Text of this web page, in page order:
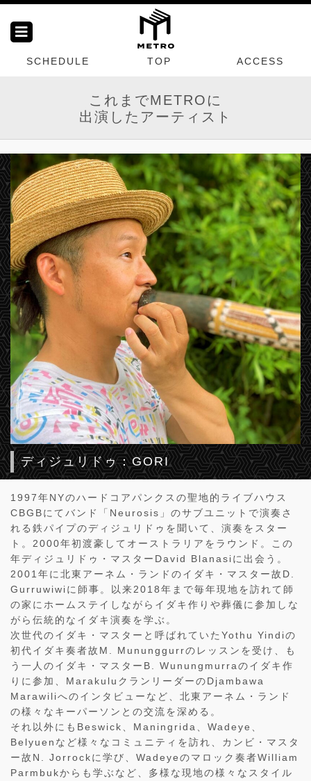
SCHEDULE TOP ACCESS
これまでMETROに
出演したアーティスト
ディジュリドゥ：GORI
1997年NYのハードコアパンクスの聖地的ライブハウス
CBGBにてバンド「Neurosis」のサブユニットで演奏さ
れる鉄パイプのディジュリドゥを聞いて、演奏をスター
ト。2000年初渡豪してオーストラリアをラウンド。この
年ディジュリドゥ・マスターDavid Blanasiに出会う。
2001年に北東アーネム・ランドのイダキ・マスター故D.
Gurruwiwiに師事。以来2018年まで毎年現地を訪れて師
の家にホームステイしながらイダキ作りや葬儀に参加しな
がら伝統的なイダキ演奏を学ぶ。
次世代のイダキ・マスターと呼ばれていたYothu Yindiの
初代イダキ奏者故M. Mununggurrのレッスンを受け、も
う一人のイダキ・マスターB. Wunungmurraのイダキ作
りに参加、MarakuluクランリーダーのDjambawa
Marawiliへのインタビューなど、北東アーネム・ランド
の様々なキーパーソンとの交流を深める。
それ以外にもBeswick、Maningrida、Wadeye、
Belyuenなど様々なコミュニティを訪れ、カンビ・マスタ
ー故N. Jorrockに学び、Wadeyeのマロック奏者William
Parmbukからも学ぶなど、多様な現地の様々なスタイル